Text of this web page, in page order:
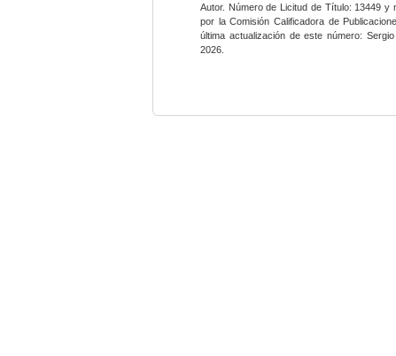
Autor. Número de Licitud de Título: 13449 y
por la Comisión Calificadora de
última actualización de este número:
2026.